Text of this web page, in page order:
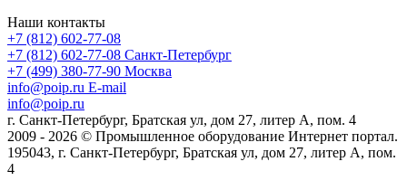
Наши контакты
+7 (812) 602-77-08
+7 (812) 602-77-08 Санкт-Петербург
+7 (499) 380-77-90 Москва
info@poip.ru E-mail
info@poip.ru
г. Санкт-Петербург, Братская ул, дом 27, литер А, пом. 4
2009 - 2026 © Промышленное оборудование Интернет портал.
195043, г. Санкт-Петербург, Братская ул, дом 27, литер А, пом.
4